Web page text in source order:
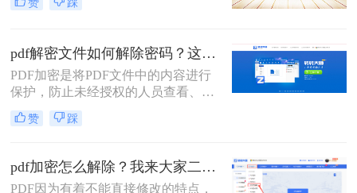
分重要，因此，为了保护其内容不被
文件但忘记了密码，该怎么办呢？下
面，小编就给大家分享pdf去除编辑密
码怎么弄的方法，一起来学习一下
吧。
pdf解密文件如何解除密码？这两种解密方法很简单
PDF加密是将PDF文件中的内容进行
保护，防止未经授权的人员查看、复
制、编辑或打印文档内容。那有时候
我们也要解除这些加密的文档该怎么
何解除密码方法帮助大家解决这个问
题，快来看看！
赞 踩
pdf加密怎么解除？我来大家二个方法！
PDF因为有着不能直接修改的特点，